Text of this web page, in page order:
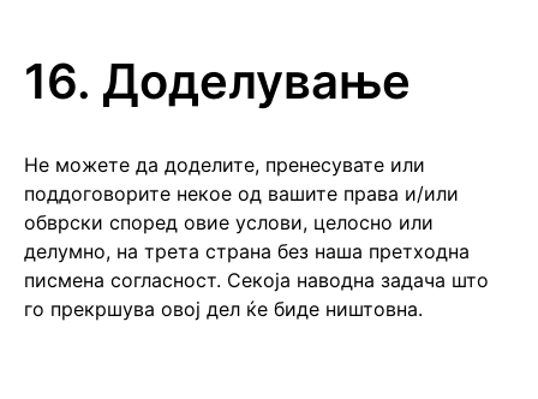
16. Доделување
Не можете да доделите, пренесувате или
поддоговорите некое од вашите права и/или
обврски според овие услови, целосно или
делумно, на трета страна без наша претходна
писмена согласност. Секоја наводна задача што
го прекршува овој дел ќе биде ништовна.